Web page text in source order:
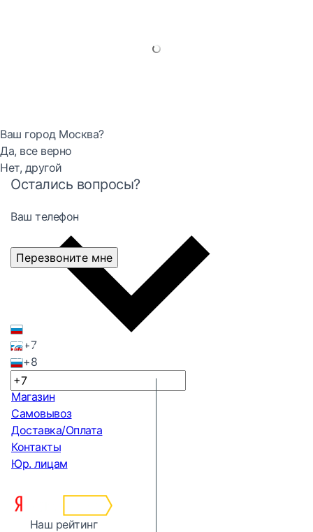
Ваш город Москва?
Да, все верно
Нет, другой
Остались вопросы?
Ваш телефон
+7
+8
Перезвоните мне
Магазин
Самовывоз
Доставка/Оплата
Контакты
Юр. лицам
Наш рейтинг